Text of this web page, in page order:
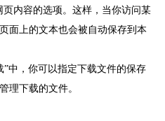
内容的选项。这样，当你访问某
面上的文本也会被自动保存到本
”中，你可以指定下载文件的保存
理下载的文件。